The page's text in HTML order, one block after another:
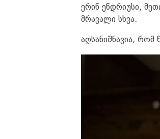
ერინ ენდრიუსი,
მრავალი სხვა.
აღსანიშნავია, რომ